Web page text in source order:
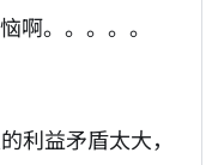
啊。。。。。
利益矛盾太大，